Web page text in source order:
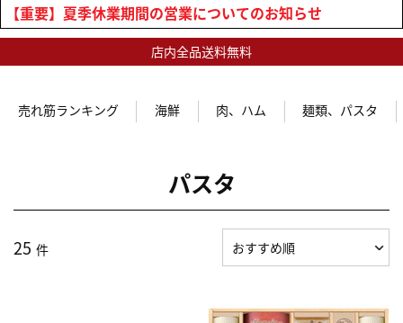
【重要】夏季休業期間の営業についてのお知らせ
店内全品送料無料
売れ筋ランキング 海鮮 肉、ハム 麺類、パスタ
パスタ
25 件